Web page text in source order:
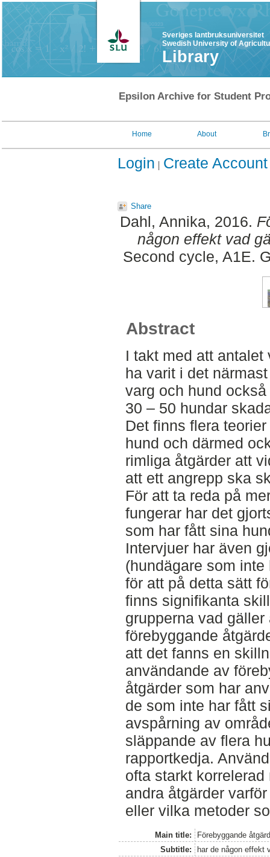
Sveriges lantbruksuniversitet
Swedish University of
Library
Epsilon Archive for Student
Home About
Login Create Account
Share
Dahl, Annika, 2016.
någon effekt vad
Second cycle, A1E.
Abstract
I takt med att
ha varit i det
varg och hund
30 – 50 hundar
Det finns flera
hund och därmed
rimliga åtgärder att
att ett angrepp ska
För att ta reda på
fungerar har det
som har fått sina
Intervjuer har även
(hundägare som
för att på detta sätt
finns signifikanta
grupperna vad
förebyggande
att det fanns en
användande av
åtgärder som har
de som inte har fått
avspårning av
släppande av flera
rapportkedja.
ofta starkt
andra åtgärder
eller vilka metoder
Main title:
Förebyggande
Subtitle:
har de någon effekt